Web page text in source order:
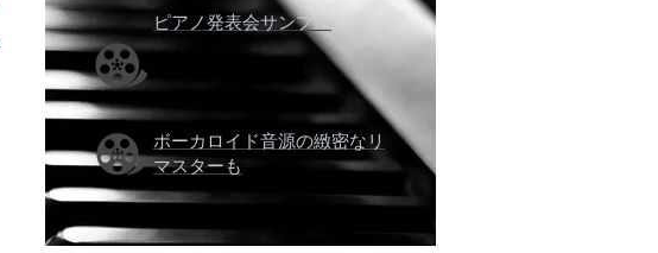
ピアノ発表会サンプル
ボーカロイド音源の緻密なリ
マスターも